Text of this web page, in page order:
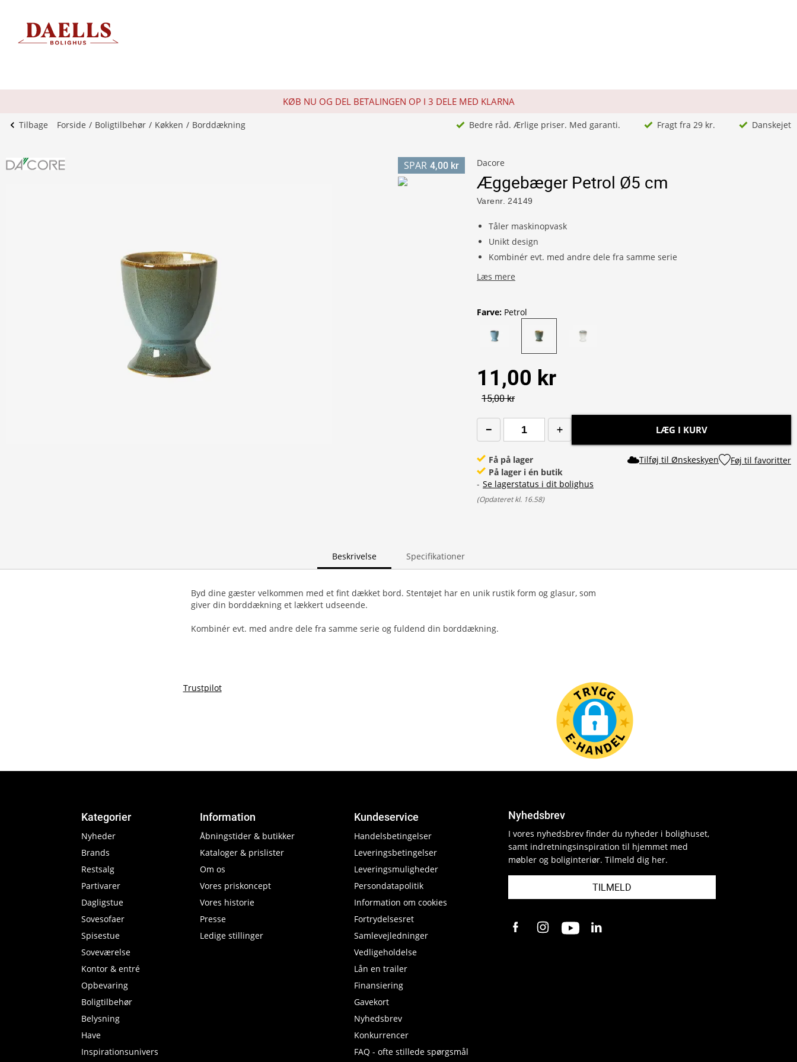
KØB NU OG DEL BETALINGEN OP I 3 DELE MED KLARNA
Tilbage Forside Boligtilbehør Køkken Borddækning Bedre råd. Ærlige priser. Med garanti. Fragt fra 29 kr. Danskejet
SPAR 4,00 kr Dacore
Æggebæger Petrol Ø5 cm
Varenr. 24149
Tåler maskinopvask
Unikt design
Kombinér evt. med andre dele fra samme serie
Læs mere
Farve: Petrol
11,00 kr
15,00 kr
LÆG I KURV
Få på lager
På lager i én butik
- Se lagerstatus i dit bolighus
(Opdateret kl. 16.58)
Tilføj til Ønskeskyen Føj til favoritter
Beskrivelse Specifikationer
Byd dine gæster velkommen med et fint dækket bord. Stentøjet har en unik rustik form og glasur, som
giver din borddækning et lækkert udseende.
Kombinér evt. med andre dele fra samme serie og fuldend din borddækning.
Trustpilot
Kategorier
Nyheder
Brands
Restsalg
Partivarer
Dagligstue
Sovesofaer
Spisestue
Soveværelse
Kontor & entré
Opbevaring
Boligtilbehør
Belysning
Have
Inspirationsunivers
Information
Åbningstider & butikker
Kataloger & prislister
Om os
Vores priskoncept
Vores historie
Presse
Ledige stillinger
Kundeservice
Handelsbetingelser
Leveringsbetingelser
Leveringsmuligheder
Persondatapolitik
Information om cookies
Fortrydelsesret
Samlevejledninger
Vedligeholdelse
Lån en trailer
Finansiering
Gavekort
Nyhedsbrev
Konkurrencer
FAQ - ofte stillede spørgsmål
Nyhedsbrev
I vores nyhedsbrev finder du nyheder i bolighuset,
samt indretningsinspiration til hjemmet med
møbler og boliginteriør. Tilmeld dig her.
TILMELD